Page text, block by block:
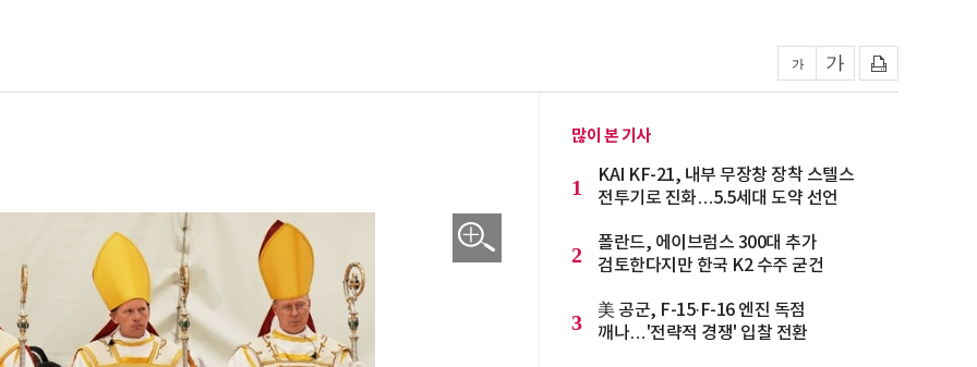
많이 본 기사
1
KAI KF-21, 내부 무장창 장착 스텔스
전투기로 진화…5.5세대 도약 선언
2
폴란드, 에이브럼스 300대 추가
검토한다지만 한국 K2 수주 굳건
3
美 공군, F-15·F-16 엔진 독점
깨나…'전략적 경쟁' 입찰 전환